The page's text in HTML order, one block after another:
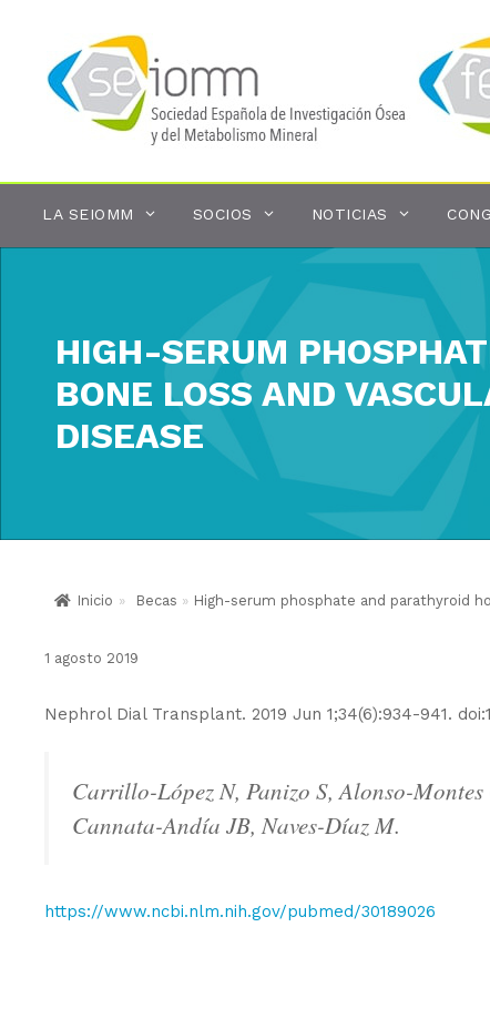
contenido
LA SEIOMM SOCIOS NOTICIAS
HIGH-SERUM
BONE LOSS AND
DISEASE
Inicio » Becas » High-serum phosphate and parathyroid
1 agosto 2019
Nephrol Dial Transplant. 2019 Jun 1;34(6):934-941.
Carrillo-López N, Panizo S, Alonso-
Cannata-Andía JB, Naves-Díaz M.
https://www.ncbi.nlm.nih.gov/pubmed/30189026